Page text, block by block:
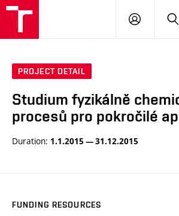
LOG
PROJECT DETAIL
Studium fyzikálně
procesů pro pokročilé
Duration: 1.1.2015 — 31.12.2015
FUNDING RESOURCES